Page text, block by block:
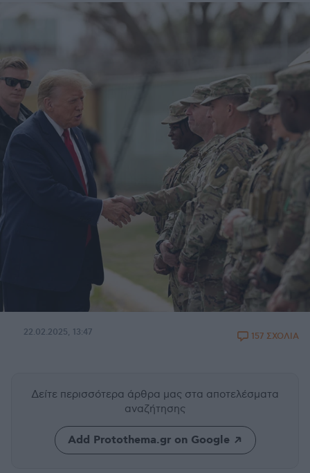
22.02.2025, 13:47 157 ΣΧΟΛΙΑ
Δείτε περισσότερα άρθρα μας στα αποτελέσματα
αναζήτησης
Add Protothema.gr on Google